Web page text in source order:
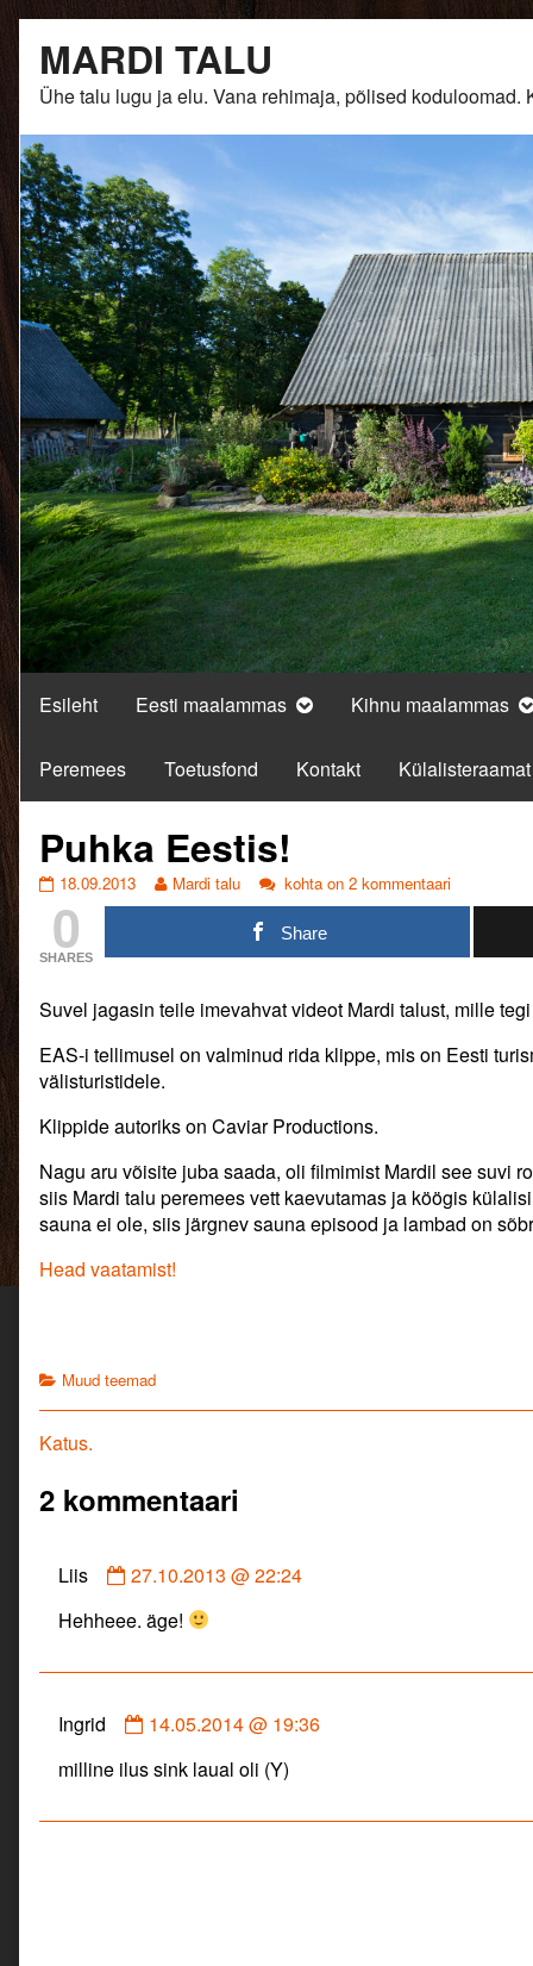
content
MARDI TALU
Ühe talu lugu ja elu. Vana rehimaja, põlised
Esileht Eesti maalammas Kihnu maalammas
Peremees Toetusfond Kontakt Külalisteraamat
Puhka Eestis!
Puhka
Eestis!
published
on
18.09.2013
Read
more
of
Eestis!,
Mardi talu
Puhka
Eestis!
kohta on 2 kommentaari
0
SHARES
Share
Suvel jagasin teile imevahvat videot Mardi talust, mille
EAS-i tellimusel on valminud rida klippe, mis on Eesti
välisturistidele.
Klippide autoriks on Caviar Productions.
Nagu aru võisite juba saada, oli filmimist Mardil see suvi
siis Mardi talu peremees vett kaevutamas ja köögis
sauna ei ole, siis järgnev sauna episood ja lambad on
Head vaatamist!
Categories
Muud teemad
Navigeerimine
Previous
Katus.
2 kommentaari
Liis
Comment
Liis
on
27.10.2013 @ 22:24
Hehheee. äge!
Ingrid
Comment
Ingrid
on
14.05.2014 @ 19:36
milline ilus sink laual oli (Y)